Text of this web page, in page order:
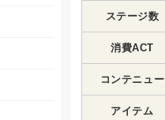
ステージ数
消費ACT
コンテニュー
アイテム